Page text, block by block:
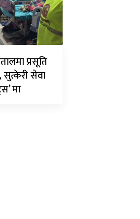
प्रसूति
सुत्केरी सेवा
मा